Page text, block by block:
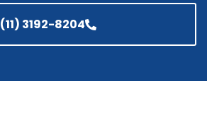
Aldeia – RJ
Portão de Garagem de
Enrolar em São João de
(11) 3192-8204